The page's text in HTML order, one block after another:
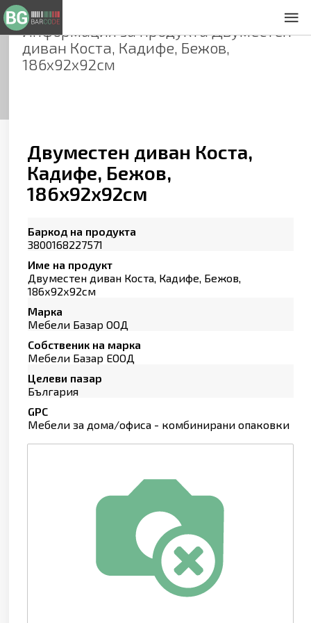
Информация за продуктаДвуместен
диван Коста, Кадифе, Бежов,
186х92х92см
Двуместен диван Коста,
Кадифе, Бежов,
186х92х92см
Баркод на продукта
3800168227571
Име на продукт
Двуместен диван Коста, Кадифе, Бежов,
186х92х92см
Марка
Мебели Базар ООД
Собственик на марка
Мебели Базар ЕООД
Целеви пазар
България
GPC
Мебели за дома/офиса - комбинирани опаковки
Общи условия
Декларация за проверителност